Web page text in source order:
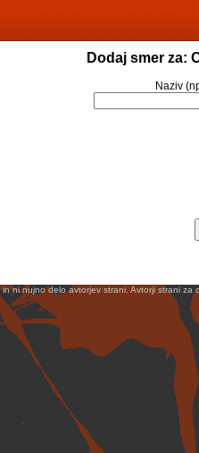
Dodaj smer za:
Naziv
ni nujno delo avtorjev strani. Avtorji strani